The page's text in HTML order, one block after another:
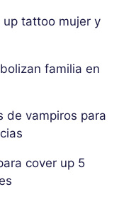
up tattoo mujer y
familia en
de vampiros para
cover up 5